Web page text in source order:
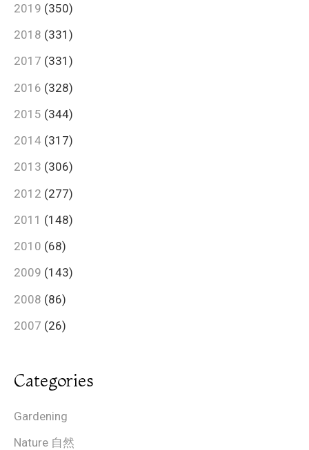
2019 (350)
2018 (331)
2017 (331)
2016 (328)
2015 (344)
2014 (317)
2013 (306)
2012 (277)
2011 (148)
2010 (68)
2009 (143)
2008 (86)
2007 (26)
Categories
Gardening
Nature 自然